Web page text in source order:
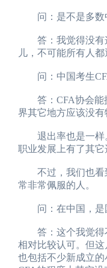
问：是不是多数中
答：我觉得没有这
儿，不可能所有人
问：中国考生
答：CFA协会能提
界其它地方应该没
退出率也是一样。
职业发展上有了其它
不过，我们也看到
常非常佩服的人。
问：在中国，是国
答：这个我觉得不
相对比较认可。但
也包括不少新成立